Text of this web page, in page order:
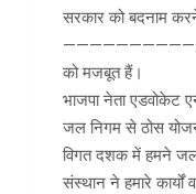
सरकार को बदनाम
को मजबूत हैं।
भाजपा नेता एडवोकेट
जल निगम से ठोस
विगत दशक में हमने जल
संस्थान ने हमारे कार्यों